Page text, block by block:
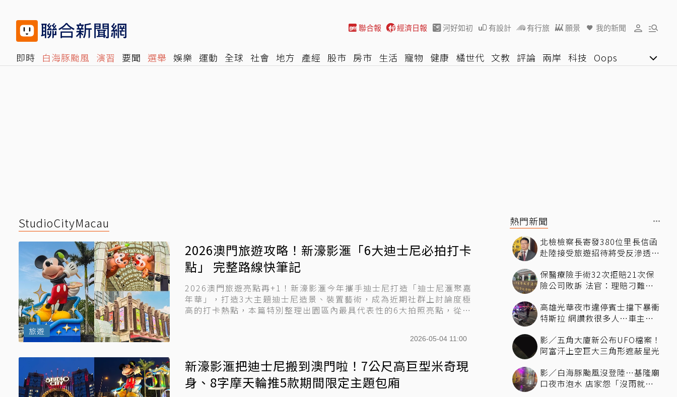
聯合報 經濟日報 河好如初 有設計 有行旅 願景 我的新聞
即時 白海豚颱風 演習 要聞 選舉 娛樂 運動 全球 社會 地方 產經 股市 房市 生活 寵物 健康 橘世代 文教 評論 兩岸 科技 Oops
StudioCityMacau
2026澳門旅遊攻略！新濠影滙「6大迪士尼必拍打卡
點」 完整路線快筆記
2026澳門旅遊亮點再+1！新濠影滙今年攜手迪士尼打造「迪士尼滙聚嘉
年華」，打造3大主題迪士尼造景、裝置藝術，成為近期社群上討論度極
高的打卡熱點，本篇特別整理出園區內最具代表性的6大拍照亮點，從入
旅遊
2026-05-04 11:00
新濠影滙把迪士尼搬到澳門啦！7公尺高巨型米奇現
身、8字摩天輪推5款期間限定主題包廂
熱門新聞
北檢檢察長寄發380位里長信函
赴陸接受旅遊招待將受反滲透法
保醫療險手術32次拒賠21次保
險公司敗訴 法官：理賠刁難毫
高雄光華夜市違停賓士擋下暴衝
特斯拉 網讚救很多人…車主曝
影／五角大廈新公布UFO檔案！
阿富汗上空巨大三角形遮蔽星光
影／白海豚颱風沒登陸…基隆廟
口夜市泡水 店家怨「沒雨就淹